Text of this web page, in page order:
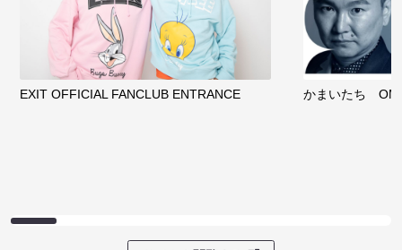
EXIT OFFICIAL FANCLUB ENTRANCE かまいたち